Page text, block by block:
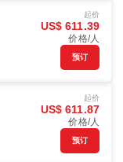
起价
US$ 611.39
价格/人
预订
起价
US$ 611.87
价格/人
预订